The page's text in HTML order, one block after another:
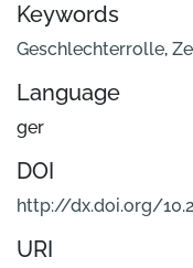
Keywords
Geschlechterrolle,
Language
ger
DOI
http://dx.doi.org/
URI